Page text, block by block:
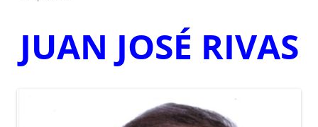
JUAN JOSÉ RIVAS